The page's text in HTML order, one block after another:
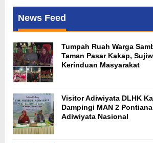
News Feed
Tumpah Ruah Warga
Taman Pasar Kakap,
Kerinduan Masyarakat
Visitor Adiwiyata DLHK
Dampingi MAN 2
Adiwiyata Nasional